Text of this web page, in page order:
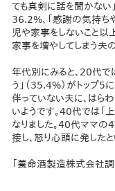
ても真剣に話を聞かない
36.2%、「感謝の気持ち
児や家事をしないこと以
家事を増やしてしまう夫
年代別にみると、20代で
う」（35.4%）がトップ5
伴っていない夫に、はら
いようです。40代では「
なりました。40代ママ
接し、怒り心頭に発した
「養命酒製造株式会社調